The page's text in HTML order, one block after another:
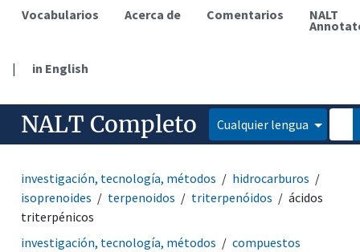
Vocabularios Acerca de Comentarios NALT
| in English
NALT Completo Cualquier lengua
investigación, tecnología, métodos
hidrocarburos
isoprenoides
terpenoidos triterpenóidos
ácidos
triterpénicos
investigación, tecnología, métodos
compuestos